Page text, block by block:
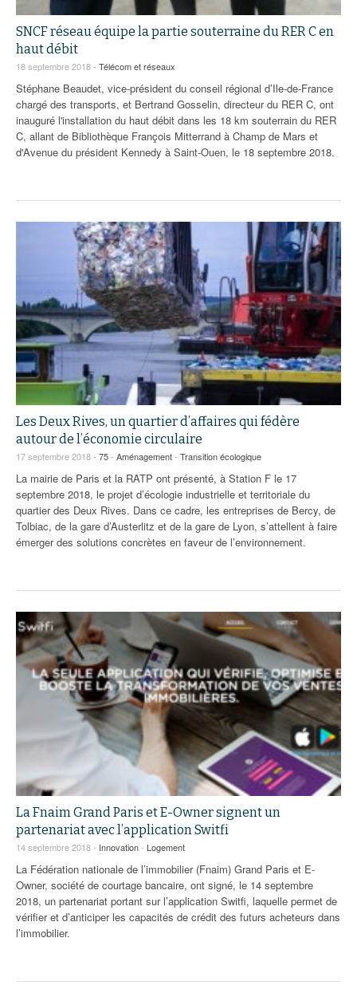
SNCF réseau équipe la partie souterraine du RER C en
haut débit
18 septembre 2018 - Télécom et réseaux
Stéphane Beaudet, vice-président du conseil régional d’Ile-de-France
chargé des transports, et Bertrand Gosselin, directeur du RER C, ont
inauguré l'installation du haut débit dans les 18 km souterrain du RER
C, allant de Bibliothèque François Mitterrand à Champ de Mars et
d'Avenue du président Kennedy à Saint-Ouen, le 18 septembre 2018.
Les Deux Rives, un quartier d’affaires qui fédère
autour de l’économie circulaire
17 septembre 2018 - 75- Aménagement- Transition écologique
La mairie de Paris et la RATP ont présenté, à Station F le 17
septembre 2018, le projet d’écologie industrielle et territoriale du
quartier des Deux Rives. Dans ce cadre, les entreprises de Bercy, de
Tolbiac, de la gare d’Austerlitz et de la gare de Lyon, s’attellent à faire
émerger des solutions concrètes en faveur de l’environnement.
La Fnaim Grand Paris et E-Owner signent un
partenariat avec l’application Switfi
14 septembre 2018 - Innovation- Logement
La Fédération nationale de l’immobilier (Fnaim) Grand Paris et E-
Owner, société de courtage bancaire, ont signé, le 14 septembre
2018, un partenariat portant sur l’application Switfi, laquelle permet de
vérifier et d’anticiper les capacités de crédit des futurs acheteurs dans
l’immobilier.